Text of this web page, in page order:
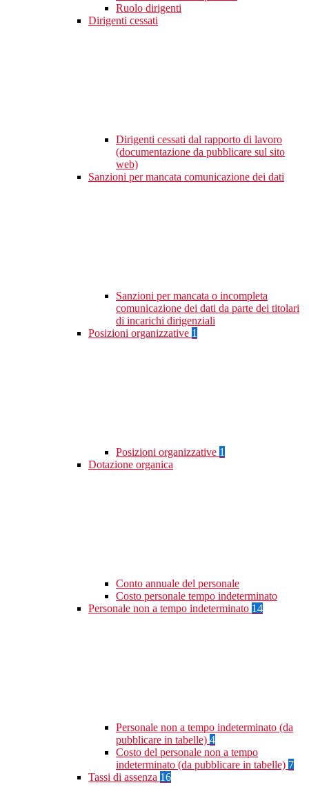
Ruolo dirigenti
Dirigenti cessati
Dirigenti cessati dal rapporto di lavoro
(documentazione da pubblicare sul sito
web)
Sanzioni per mancata comunicazione dei dati
Sanzioni per mancata o incompleta
comunicazione dei dati da parte dei titolari
di incarichi dirigenziali
Posizioni organizzative 1
Posizioni organizzative 1
Dotazione organica
Conto annuale del personale
Costo personale tempo indeterminato
Personale non a tempo indeterminato 14
Personale non a tempo indeterminato (da
pubblicare in tabelle) 4
Costo del personale non a tempo
indeterminato (da pubblicare in tabelle) 7
Tassi di assenza 16